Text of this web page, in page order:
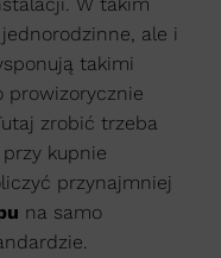
W takim
ale i
takimi
prowizorycznie
zrobić trzeba
kupnie
przynajmniej
na samo